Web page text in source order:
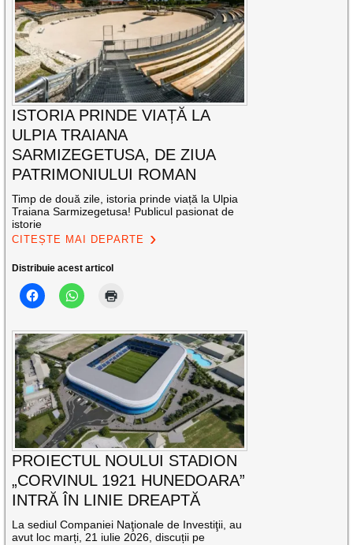
ISTORIA PRINDE VIAȚĂ LA
ULPIA TRAIANA
SARMIZEGETUSA, DE ZIUA
PATRIMONIULUI ROMAN
Timp de două zile, istoria prinde viață la Ulpia
Traiana Sarmizegetusa! Publicul pasionat de
istorie
CITEȘTE MAI DEPARTE
Distribuie acest articol
PROIECTUL NOULUI STADION
„CORVINUL 1921 HUNEDOARA”
INTRĂ ÎN LINIE DREAPTĂ
La sediul Companiei Naţionale de Investiţii, au
avut loc marți, 21 iulie 2026, discuții pe